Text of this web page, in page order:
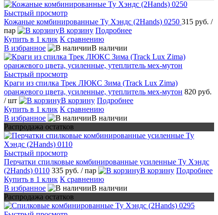
Быстрый просмотр
Кожаные комбинированные Ту Хэндс (2Hands) 0250 315 руб. /
пар
В корзину Подробнее
Купить в 1 клик К сравнению
В избранное
В наличии
Быстрый просмотр
Краги из спилка Трек ЛЮКС Зима (Track Lux Zima)
оранжевого цвета, усиленные, утеплитель мех-мутон 820 руб.
/ шт
В корзину Подробнее
Купить в 1 клик К сравнению
В избранное
В наличии
Распродажа остатков
Быстрый просмотр
Перчатки спилковые комбинированные усиленные Ту Хэндс
(2Hands) 0110 335 руб. / пар В корзину Подробнее
Купить в 1 клик К сравнению
В избранное
В наличии
Распродажа остатков